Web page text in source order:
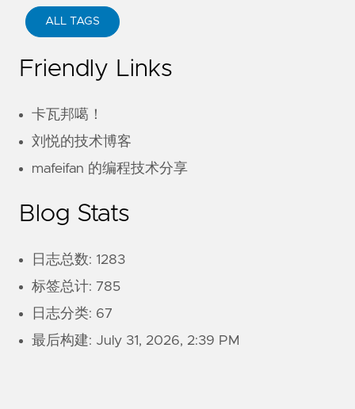
ALL TAGS
Friendly Links
卡瓦邦噶！
刘悦的技术博客
mafeifan 的编程技术分享
Blog Stats
日志总数: 1283
标签总计: 785
日志分类: 67
最后构建: July 31, 2026, 2:39 PM